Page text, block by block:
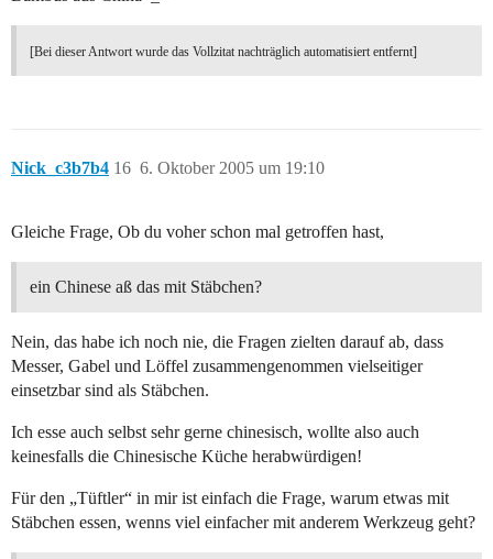
[Bei dieser Antwort wurde das Vollzitat nachträglich automatisiert entfernt]
Nick_c3b7b4 6. Oktober 2005 um 19:10
16
Gleiche Frage, Ob du voher schon mal getroffen hast,
ein Chinese aß das mit Stäbchen?
Nein, das habe ich noch nie, die Fragen zielten darauf ab, dass
Messer, Gabel und Löffel zusammengenommen vielseitiger
einsetzbar sind als Stäbchen.
Ich esse auch selbst sehr gerne chinesisch, wollte also auch
keinesfalls die Chinesische Küche herabwürdigen!
Für den „Tüftler“ in mir ist einfach die Frage, warum etwas mit
Stäbchen essen, wenns viel einfacher mit anderem Werkzeug geht?